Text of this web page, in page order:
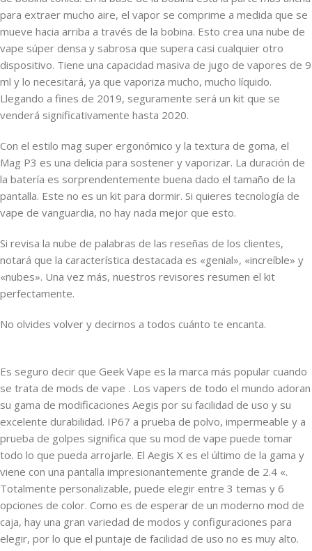
para extraer mucho aire, el vapor se comprime a medida que se
mueve hacia arriba a través de la bobina. Esto crea una nube de
vape súper densa y sabrosa que supera casi cualquier otro
dispositivo. Tiene una capacidad masiva de jugo de vapores de 9
ml y lo necesitará, ya que vaporiza mucho, mucho líquido.
Llegando a fines de 2019, seguramente será un kit que se
venderá significativamente hasta 2020.
Con el estilo mag super ergonómico y la textura de goma, el
Mag P3 es una delicia para sostener y vaporizar. La duración de
la batería es sorprendentemente buena dado el tamaño de la
pantalla. Este no es un kit para dormir. Si quieres tecnología de
vape de vanguardia, no hay nada mejor que esto.
Si revisa la nube de palabras de las reseñas de los clientes,
notará que la característica destacada es «genial», «increíble» y
«nubes». Una vez más, nuestros revisores resumen el kit
perfectamente.
No olvides volver y decirnos a todos cuánto te encanta.
Es seguro decir que Geek Vape es la marca más popular cuando
se trata de mods de vape . Los vapers de todo el mundo adoran
su gama de modificaciones Aegis por su facilidad de uso y su
excelente durabilidad. IP67 a prueba de polvo, impermeable y a
prueba de golpes significa que su mod de vape puede tomar
todo lo que pueda arrojarle. El Aegis X es el último de la gama y
viene con una pantalla impresionantemente grande de 2.4 «.
Totalmente personalizable, puede elegir entre 3 temas y 6
opciones de color. Como es de esperar de un moderno mod de
caja, hay una gran variedad de modos y configuraciones para
elegir, por lo que el puntaje de facilidad de uso no es muy alto.